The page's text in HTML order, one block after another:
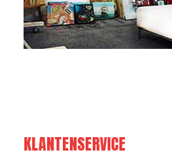
KLANTENSERVICE